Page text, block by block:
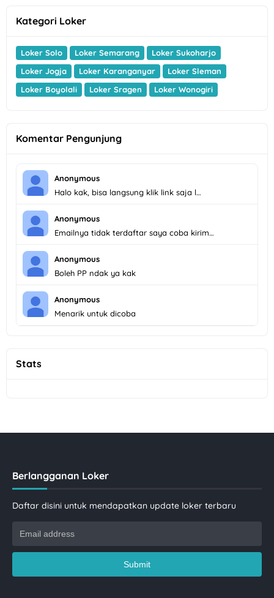
Kategori Loker
Loker Solo Loker Semarang
Loker Sukoharjo
Loker Jogja
Loker Karanganyar
Loker Sleman
Loker Boyolali
Loker Sragen Loker Wonogiri
Komentar Pengunjung
Anonymous
Halo kak, bisa langsung klik link saja l…
Anonymous
Emailnya tidak terdaftar saya coba kirim…
Anonymous
Boleh PP ndak ya kak
Anonymous
Menarik untuk dicoba
Stats
Berlangganan Loker
Daftar disini untuk mendapatkan update loker terbaru